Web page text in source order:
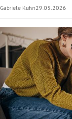
Gabriele Kuhn29.05.2026